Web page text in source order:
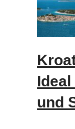
und